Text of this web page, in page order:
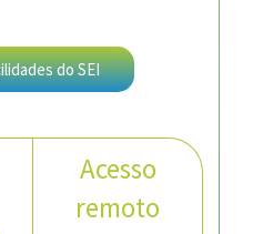
do SEI
Acesso
remoto